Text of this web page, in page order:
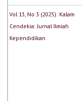
Vol 13, No 3 (2025): Kalam
Cendekia: Jurnal Ilmiah
Kependidikan